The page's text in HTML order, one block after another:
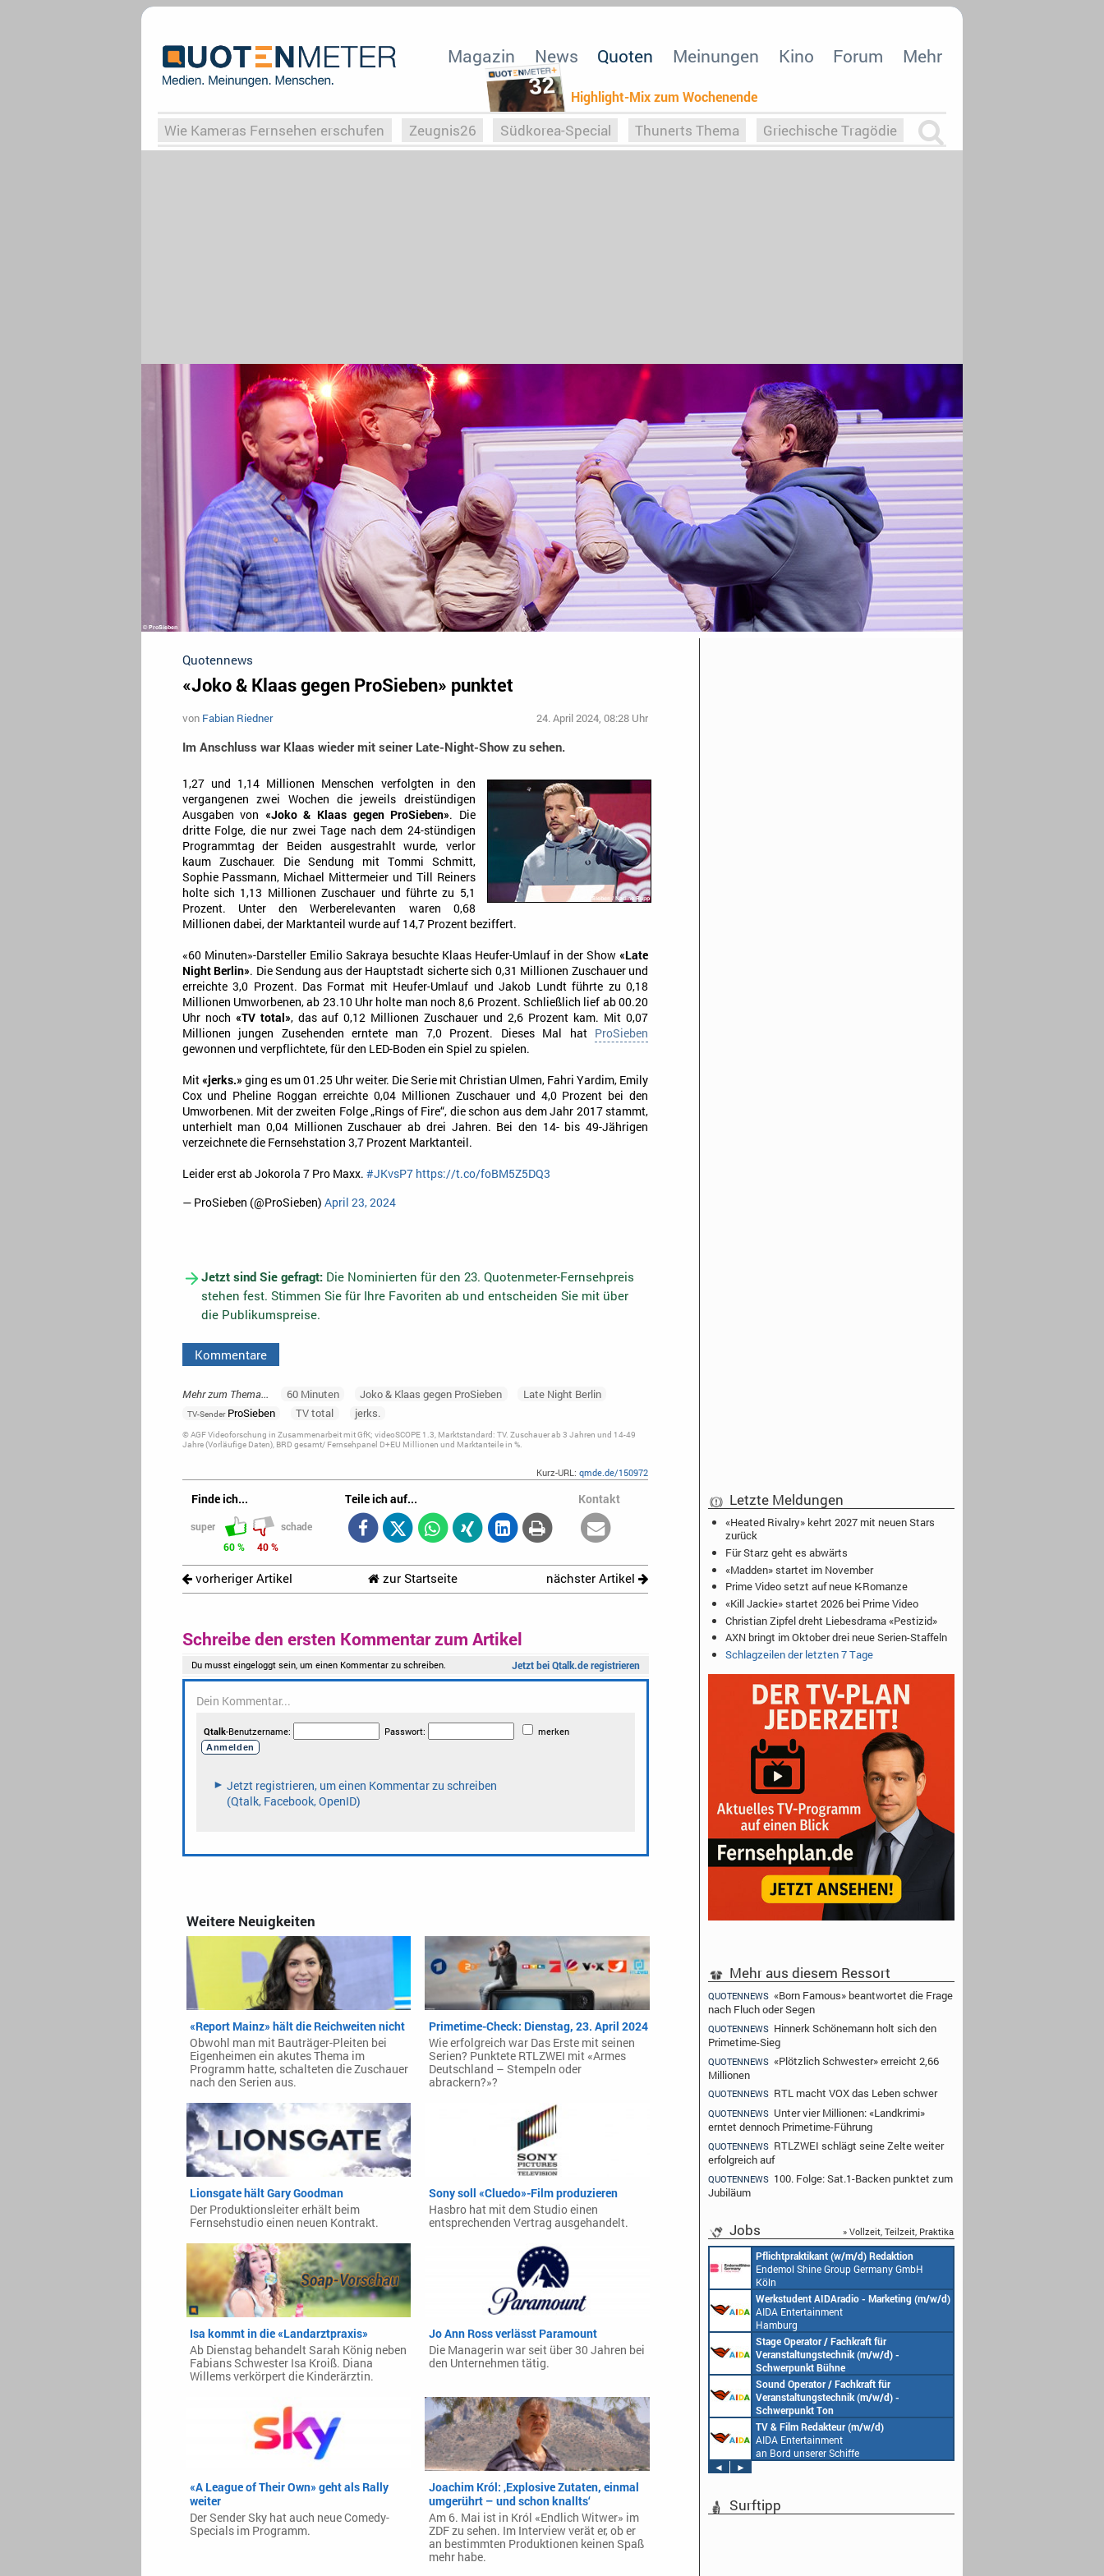
32 Highlight-Mix zum Wochenende
Magazin News Quoten Meinungen Kino Forum Mehr
Wie Kameras Fernsehen erschufen Zeugnis26 Südkorea-Special Thunerts Thema Griechische Tragödie
Quotennews
«Joko & Klaas gegen ProSieben» punktet
von Fabian Riedner 24. April 2024, 08:28 Uhr
Im Anschluss war Klaas wieder mit seiner Late-Night-Show zu sehen.
1,27 und 1,14 Millionen Menschen verfolgten in den
vergangenen zwei Wochen die jeweils dreistündigen
Ausgaben von «Joko & Klaas gegen ProSieben». Die
dritte Folge, die nur zwei Tage nach dem 24-stündigen
Programmtag der Beiden ausgestrahlt wurde, verlor
kaum Zuschauer. Die Sendung mit Tommi Schmitt,
Sophie Passmann, Michael Mittermeier und Till Reiners
holte sich 1,13 Millionen Zuschauer und führte zu 5,1
Prozent. Unter den Werberelevanten waren 0,68
Millionen dabei, der Marktanteil wurde auf 14,7 Prozent beziffert.
«60 Minuten»-Darsteller Emilio Sakraya besuchte Klaas Heufer-Umlauf in der Show«Late
Night Berlin». Die Sendung aus der Hauptstadt sicherte sich 0,31 Millionen Zuschauer und
erreichte 3,0 Prozent. Das Format mit Heufer-Umlauf und Jakob Lundt führte zu 0,18
Millionen Umworbenen, ab 23.10 Uhr holte man noch 8,6 Prozent. Schließlich lief ab 00.20
Uhr noch «TV total», das auf 0,12 Millionen Zuschauer und 2,6 Prozent kam. Mit 0,07
Millionen jungen Zusehenden erntete man 7,0 Prozent. Dieses Mal hat ProSieben
gewonnen und verpflichtete, für den LED-Boden ein Spiel zu spielen.
Mit«jerks.» ging es um 01.25 Uhr weiter. Die Serie mit Christian Ulmen, Fahri Yardim, Emily
Cox und Pheline Roggan erreichte 0,04 Millionen Zuschauer und 4,0 Prozent bei den
Umworbenen. Mit der zweiten Folge „Rings of Fire“, die schon aus dem Jahr 2017 stammt,
unterhielt man 0,04 Millionen Zuschauer ab drei Jahren. Bei den 14- bis 49-Jährigen
verzeichnete die Fernsehstation 3,7 Prozent Marktanteil.
Leider erst ab Jokorola 7 Pro Maxx. #JKvsP7 https://t.co/foBM5Z5DQ3
— ProSieben (@ProSieben) April 23, 2024
Jetzt sind Sie gefragt:Die Nominierten für den 23. Quotenmeter-Fernsehpreis
stehen fest. Stimmen Sie für Ihre Favoriten ab und entscheiden Sie mit über
die Publikumspreise.
Kommentare
Mehr zum Thema... 60 Minuten Joko & Klaas gegen ProSieben Late Night Berlin
TV-SenderProSieben TV total jerks.
© AGF Videoforschung in Zusammenarbeit mit GfK; videoSCOPE 1.3, Marktstandard: TV. Zuschauer ab 3 Jahren und 14-49
Jahre (Vorläufige Daten), BRD gesamt/ Fernsehpanel D+EU Millionen und Marktanteile in %.
Kurz-URL:qmde.de/150972
Finde ich...
super
schade
60 %
40 %
Teile ich auf... Kontakt
vorheriger Artikel zur Startseite nächster Artikel
Schreibe den ersten Kommentar zum Artikel
Weitere Neuigkeiten
«Report Mainz» hält die Reichweiten nicht
Obwohl man mit Bauträger-Pleiten bei
Eigenheimen ein akutes Thema im
Programm hatte, schalteten die Zuschauer
nach den Serien aus.
Primetime-Check: Dienstag, 23. April 2024
Wie erfolgreich war Das Erste mit seinen
Serien? Punktete RTLZWEI mit «Armes
Deutschland – Stempeln oder
abrackern?»?
Lionsgate hält Gary Goodman
Der Produktionsleiter erhält beim
Fernsehstudio einen neuen Kontrakt.
Sony soll «Cluedo»-Film produzieren
Hasbro hat mit dem Studio einen
entsprechenden Vertrag ausgehandelt.
Isa kommt in die «Landarztpraxis»
Ab Dienstag behandelt Sarah König neben
Fabians Schwester Isa Kroiß. Diana
Willems verkörpert die Kinderärztin.
Jo Ann Ross verlässt Paramount
Die Managerin war seit über 30 Jahren bei
den Unternehmen tätig.
«A League of Their Own» geht als Rally
weiter
Der Sender Sky hat auch neue Comedy-
Specials im Programm.
Joachim Król: ‚Explosive Zutaten, einmal
umgerührt – und schon knallts‘
Am 6. Mai ist in Król «Endlich Witwer» im
ZDF zu sehen. Im Interview verät er, ob er
an bestimmten Produktionen keinen Spaß
mehr habe.
Letzte Meldungen
«Heated Rivalry» kehrt 2027 mit neuen Stars
zurück
Für Starz geht es abwärts
«Madden» startet im November
Prime Video setzt auf neue K-Romanze
«Kill Jackie» startet 2026 bei Prime Video
Christian Zipfel dreht Liebesdrama «Pestizid»
AXN bringt im Oktober drei neue Serien-Staffeln
Schlagzeilen der letzten 7 Tage
Mehr aus diesem Ressort
QUOTENNEWS «Born Famous» beantwortet die Frage
nach Fluch oder Segen
QUOTENNEWS Hinnerk Schönemann holt sich den
Primetime-Sieg
QUOTENNEWS «Plötzlich Schwester» erreicht 2,66
Millionen
QUOTENNEWS RTL macht VOX das Leben schwer
QUOTENNEWS Unter vier Millionen: «Landkrimi»
erntet dennoch Primetime-Führung
QUOTENNEWS RTLZWEI schlägt seine Zelte weiter
erfolgreich auf
QUOTENNEWS 100. Folge: Sat.1-Backen punktet zum
Jubiläum
Jobs » Vollzeit, Teilzeit, Praktika
Pflichtpraktikant (w/m/d) Redaktion
Endemol Shine Group Germany GmbH
Köln
Werkstudent AIDAradio - Marketing (m/w/d)
AIDA Entertainment
Hamburg
Stage Operator / Fachkraft für
Veranstaltungstechnik (m/w/d) -
Schwerpunkt Bühne
AIDA Entertainment
an Bord unserer Schiffe
Sound Operator / Fachkraft für
Veranstaltungstechnik (m/w/d) -
Schwerpunkt Ton
AIDA Entertainment
an Bord unserer Schiffe
TV & Film Redakteur (m/w/d)
AIDA Entertainment
an Bord unserer Schiffe
◄
►
Surftipp